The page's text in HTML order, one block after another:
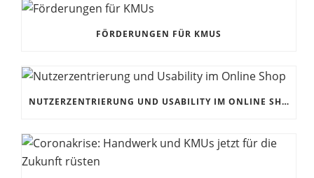
FÖRDERUNGEN FÜR KMUS
NUTZERZENTRIERUNG UND USABILITY IM ONLINE SHOP